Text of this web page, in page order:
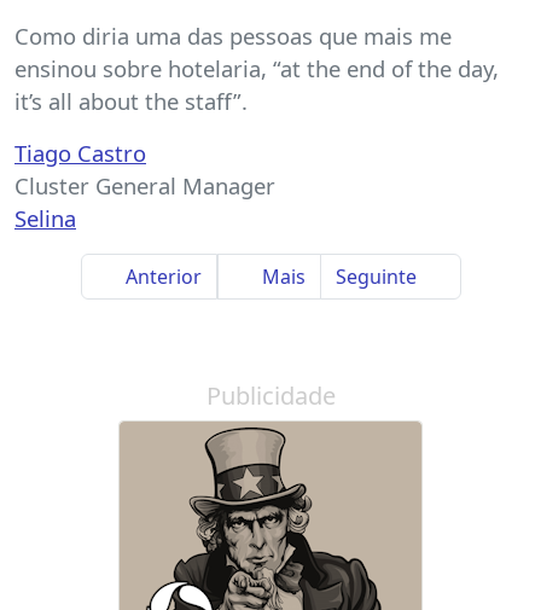
Como diria uma das pessoas que mais me
ensinou sobre hotelaria, “at the end of the day,
it’s all about the staff”.
Tiago Castro
Cluster General Manager
Selina
Anterior Mais Seguinte
Publicidade